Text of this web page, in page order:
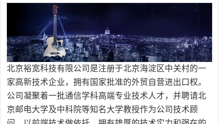
北京裕宽科技有限公司是注册于北京海淀区中关村的一
家高新技术企业，拥有国家批准的外贸自营进出口权。
公司凝聚着一批通信学科高端专业技术人才，并聘请北
京邮电大学及中科院等知名大学教授作为公司技术顾